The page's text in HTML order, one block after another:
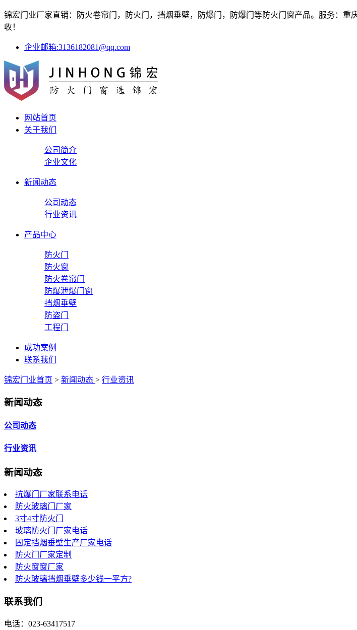
锦宏门业厂家直销：防火卷帘门，防火门，挡烟垂壁，防爆门，防爆门等防火门窗产品。服务：
收！
企业邮箱:3136182081@qq.com
网站首页
关于我们
公司简介
企业文化
新闻动态
公司动态
行业资讯
产品中心
防火门
防火窗
防火卷帘门
防爆泄爆门窗
挡烟垂壁
防盗门
工程门
成功案例
联系我们
锦宏门业首页 > 新闻动态 > 行业资讯
新闻动态
公司动态
行业资讯
新闻动态
抗爆门厂家联系电话
防火玻璃门厂家
3寸4寸防火门
玻璃防火门厂家电话
固定挡烟垂壁生产厂家电话
防火门厂家定制
防火窗窗厂家
防火玻璃挡烟垂壁多少钱一平方?
联系我们
电话：023-63417517